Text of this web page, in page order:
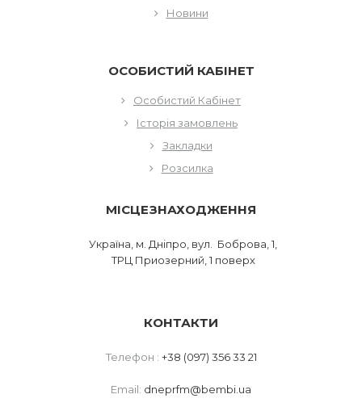
Новини
ОСОБИСТИЙ КАБІНЕТ
Особистий Кабінет
Історія замовлень
Закладки
Розсилка
МІСЦЕЗНАХОДЖЕННЯ
Україна, м. Дніпро, вул. Боброва, 1,
ТРЦ Приозерний, 1 поверх
КОНТАКТИ
Телефон : +38 (097) 356 33 21
Email: dneprfm@bembi.ua